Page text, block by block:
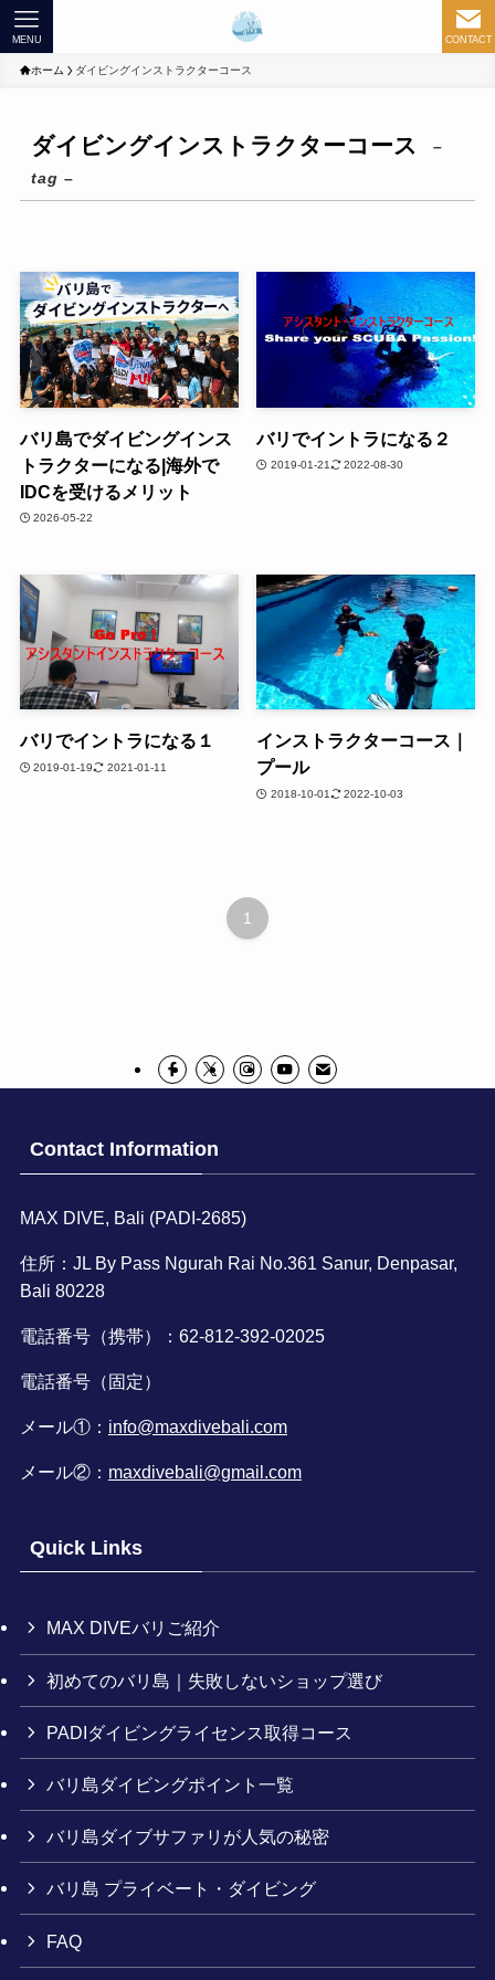
CONTACT
MENU
ホーム ダイビングインストラクターコース
ダイビングインストラクターコース
–
tag –
バリ島でダイビングインス
トラクターになる|海外で
IDCを受けるメリット
2026-05-22
バリでイントラになる２
2019-01-21 2022-08-30
バリでイントラになる１
2019-01-19 2021-01-11
インストラクターコース｜
プール
2018-10-01 2022-10-03
1
Contact Information
MAX DIVE, Bali (PADI-2685)
住所：JL By Pass Ngurah Rai No.361 Sanur, Denpasar,
Bali 80228
電話番号（携帯）：62-812-392-02025
電話番号（固定）
メール①： info@maxdivebali.com
メール②： maxdivebali@gmail.com
Quick Links
MAX DIVEバリご紹介
初めてのバリ島｜失敗しないショップ選び
PADIダイビングライセンス取得コース
バリ島ダイビングポイント一覧
バリ島ダイブサファリが人気の秘密
バリ島 プライベート・ダイビング
FAQ